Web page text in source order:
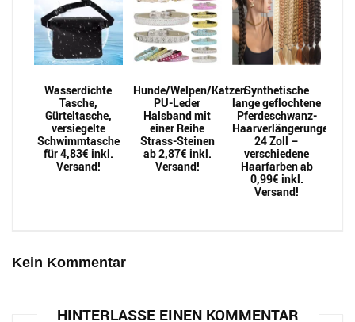
Wasserdichte
Tasche,
Gürteltasche,
versiegelte
Schwimmtasche
für 4,83€ inkl.
Versand!
Hunde/Welpen/Katzen
PU-Leder
Halsband mit
einer Reihe
Strass-Steinen
ab 2,87€ inkl.
Versand!
Synthetische
lange geflochtene
Pferdeschwanz-
Haarverlängerungen
24 Zoll –
verschiedene
Haarfarben ab
0,99€ inkl.
Versand!
Kein Kommentar
HINTERLASSE EINEN KOMMENTAR